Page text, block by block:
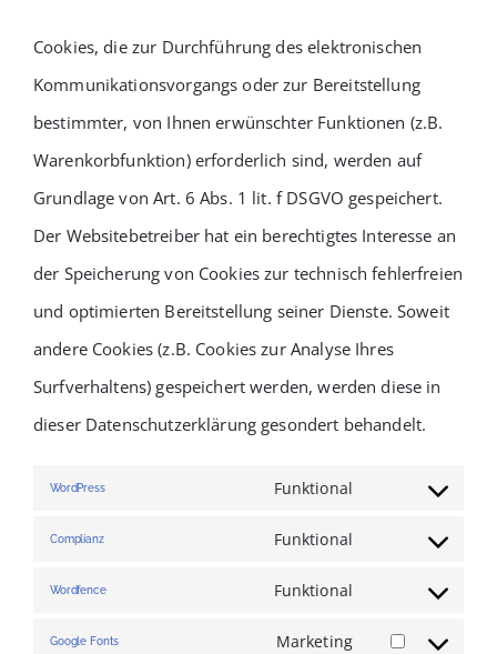
Cookies, die zur Durchführung des elektronischen
Kommunikationsvorgangs oder zur Bereitstellung
bestimmter, von Ihnen erwünschter Funktionen (z.B.
Warenkorbfunktion) erforderlich sind, werden auf
Grundlage von Art. 6 Abs. 1 lit. f DSGVO gespeichert.
Der Websitebetreiber hat ein berechtigtes Interesse an
der Speicherung von Cookies zur technisch fehlerfreien
und optimierten Bereitstellung seiner Dienste. Soweit
andere Cookies (z.B. Cookies zur Analyse Ihres
Surfverhaltens) gespeichert werden, werden diese in
dieser Datenschutzerklärung gesondert behandelt.
WordPress Funktional
Complianz Funktional
service
Wordfence Funktional
Google Fonts Marketing